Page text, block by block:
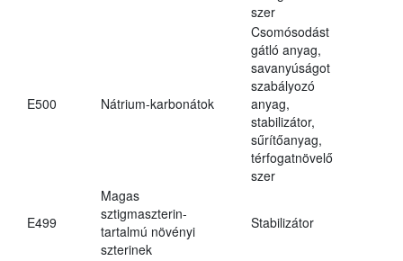
szer
E500 Nátrium-karbonátok
Csomósodást
gátló anyag,
savanyúságot
szabályozó
anyag,
stabilizátor,
sűrítőanyag,
térfogatnövelő
szer
E499
Magas
sztigmaszterin-
tartalmú növényi
szterinek
Stabilizátor